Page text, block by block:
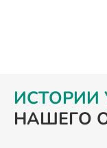
ИСТОРИИ
НАШЕГО